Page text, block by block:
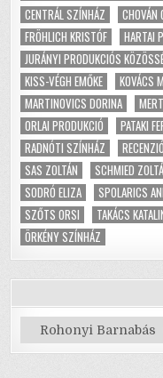
CENTRÁL SZÍNHÁZ
CHOVÁN
FRÖHLICH KRISTÓF
HARTAI
JURÁNYI PRODUKCIÓS
KISS-VÉGH EMŐKE
KOVÁCS
MARTINOVICS DORINA
ORLAI PRODUKCIÓ
PATAKI
RADNÓTI SZÍNHÁZ
RECENZIÓ
SAS ZOLTÁN
SCHMIED
SODRÓ ELIZA
SPOLARICS
SZŐTS ORSI
TAKÁCS
ÖRKÉNY SZÍNHÁZ
Kategóriák